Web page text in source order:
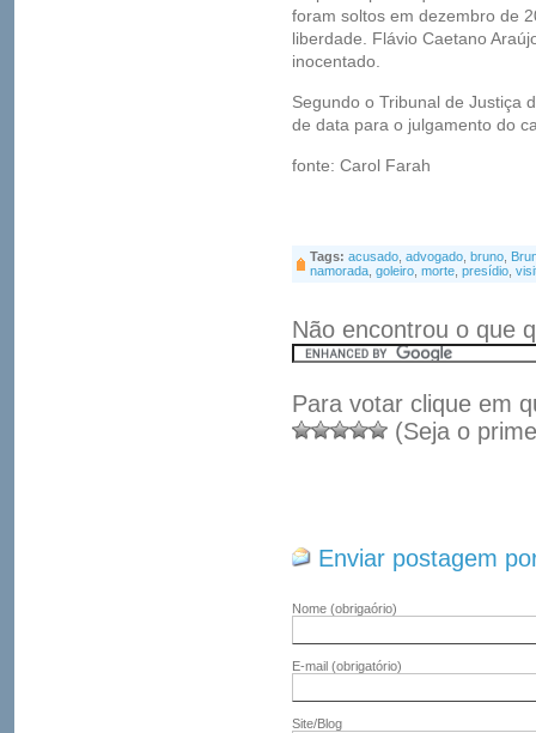
foram soltos em dezembro de
liberdade. Flávio Caetano
inocentado.
Segundo o Tribunal de Justiça
de data para o julgamento do
fonte: Carol Farah
Tags: acusado advogado bruno
namorada goleiro morte presídio
Não encontrou o que
Para votar clique em
(Seja o
Enviar postagem
Nome (obrigaório)
E-mail (obrigatório)
Site/Blog